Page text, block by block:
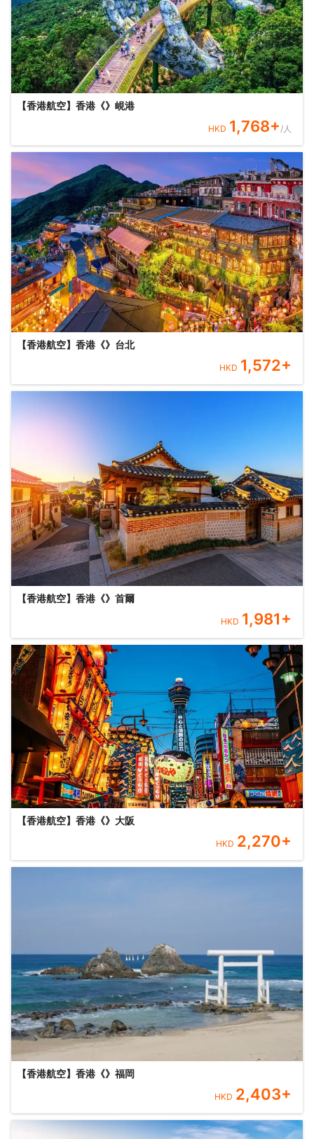
【香港航空】香港《》峴港
HKD 1,768+ /人
【香港航空】香港《》台北
HKD 1,572+
【香港航空】香港《》首爾
HKD 1,981+
【香港航空】香港《》大阪
HKD 2,270+
【香港航空】香港《》福岡
HKD 2,403+